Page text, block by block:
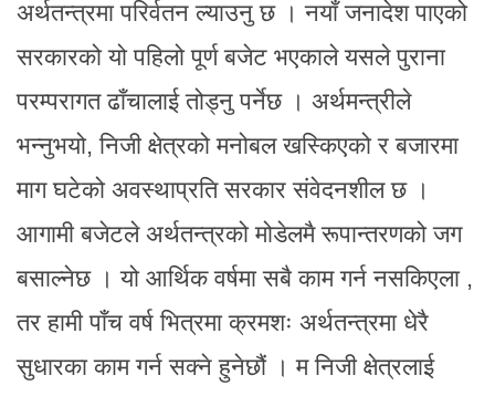
अर्थतन्त्रमा परिर्वतन ल्याउनु छ । नयाँ जनादेश पाएको
सरकारको यो पहिलो पूर्ण बजेट भएकाले यसले पुराना
परम्परागत ढाँचालाई तोड्नु पर्नेछ । अर्थमन्त्रीले
भन्नुभयो, निजी क्षेत्रको मनोबल खस्किएको र बजारमा
माग घटेको अवस्थाप्रति सरकार संवेदनशील छ ।
आगामी बजेटले अर्थतन्त्रको मोडेलमै रूपान्तरणको जग
बसाल्नेछ । यो आर्थिक वर्षमा सबै काम गर्न नसकिएला ,
तर हामी पाँच वर्ष भित्रमा क्रमशः अर्थतन्त्रमा धेरै
सुधारका काम गर्न सक्ने हुनेछौं । म निजी क्षेत्रलाई